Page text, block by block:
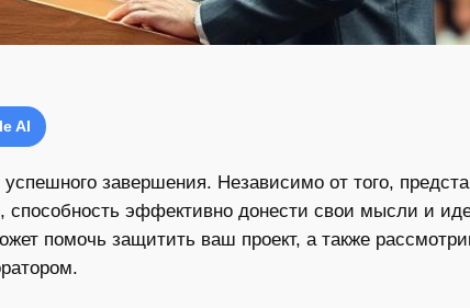
AI
завершения. Независимо от того,
эффективно донести свои мысли и
помочь защитить ваш проект, а также